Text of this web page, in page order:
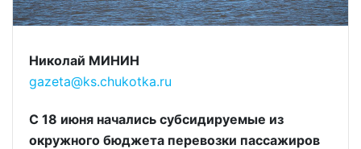
Николай МИНИН
gazeta@ks.chukotka.ru
С 18 июня начались cубсидируемые из
окружного бюджета перевозки пассажиров